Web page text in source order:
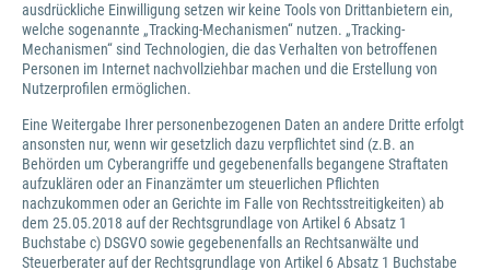
ausdrückliche Einwilligung setzen wir keine Tools von Drittanbietern ein,
welche sogenannte „Tracking-Mechanismen“ nutzen. „Tracking-
Mechanismen“ sind Technologien, die das Verhalten von betroffenen
Personen im Internet nachvollziehbar machen und die Erstellung von
Nutzerprofilen ermöglichen.
Eine Weitergabe Ihrer personenbezogenen Daten an andere Dritte erfolgt
ansonsten nur, wenn wir gesetzlich dazu verpflichtet sind (z.B. an
Behörden um Cyberangriffe und gegebenenfalls begangene Straftaten
aufzuklären oder an Finanzämter um steuerlichen Pflichten
nachzukommen oder an Gerichte im Falle von Rechtsstreitigkeiten) ab
dem 25.05.2018 auf der Rechtsgrundlage von Artikel 6 Absatz 1
Buchstabe c) DSGVO sowie gegebenenfalls an Rechtsanwälte und
Steuerberater auf der Rechtsgrundlage von Artikel 6 Absatz 1 Buchstabe